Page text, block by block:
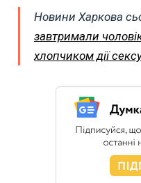
Новини Харкова
завтримали
хлопчиком дії